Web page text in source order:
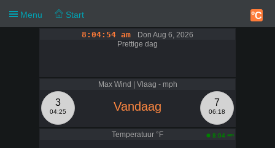
°C
8:04:54 am
Don Aug 6, 2026
Prettige dag
Max Wind | Vlaag - mph
3
04:25
7
06:18
Vandaag
Temperatuur °F 8:04 am
Menu Start